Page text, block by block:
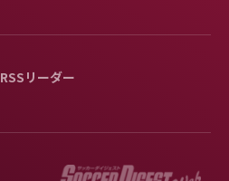
RSSリーダー